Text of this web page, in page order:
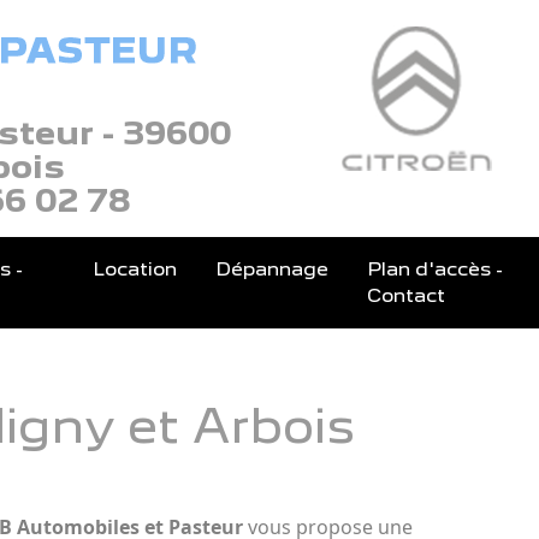
- 39600
02 78
- Location Dépannage
Plan d'accès -
Contact
et Arbois
Automobiles et Pasteurvous propose une